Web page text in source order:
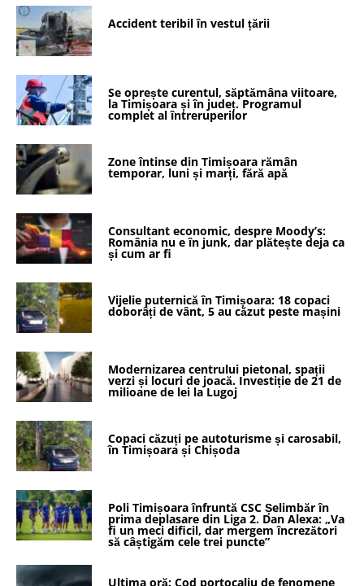
Accident teribil în vestul țării
Se oprește curentul, săptămâna viitoare,
la Timișoara și în județ. Programul
complet al întreruperilor
Zone întinse din Timișoara rămân
temporar, luni și marți, fără apă
Consultant economic, despre Moody’s:
România nu e în junk, dar plătește deja ca
și cum ar fi
Vijelie puternică în Timișoara: 18 copaci
doborâți de vânt, 5 au căzut peste mașini
Modernizarea centrului pietonal, spații
verzi și locuri de joacă. Investiție de 21 de
milioane de lei la Lugoj
Copaci căzuți pe autoturisme și carosabil,
în Timișoara și Chișoda
Poli Timișoara înfruntă CSC Șelimbăr în
prima deplasare din Liga 2. Dan Alexa: „Va
fi un meci dificil, dar mergem încrezători
să câștigăm cele trei puncte”
Ultima oră: Cod portocaliu de fenomene